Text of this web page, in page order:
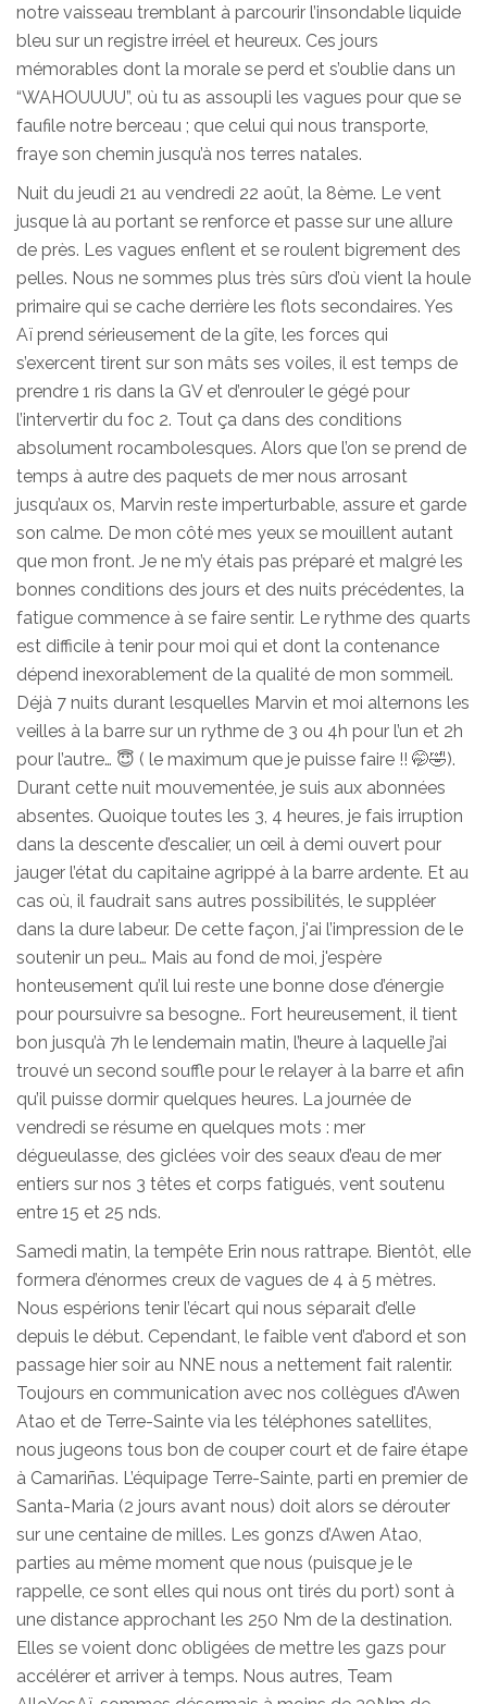
notre vaisseau tremblant à parcourir l’insondable liquide
bleu sur un registre irréel et heureux. Ces jours
mémorables dont la morale se perd et s’oublie dans un
“WAHOUUUU”, où tu as assoupli les vagues pour que se
faufile notre berceau ; que celui qui nous transporte,
fraye son chemin jusqu’à nos terres natales.
Nuit du jeudi 21 au vendredi 22 août, la 8ème. Le vent
jusque là au portant se renforce et passe sur une allure
de près. Les vagues enflent et se roulent bigrement des
pelles. Nous ne sommes plus très sûrs d’où vient la houle
primaire qui se cache derrière les flots secondaires. Yes
Aï prend sérieusement de la gîte, les forces qui
s’exercent tirent sur son mâts ses voiles, il est temps de
prendre 1 ris dans la GV et d’enrouler le gégé pour
l’intervertir du foc 2. Tout ça dans des conditions
absolument rocambolesques. Alors que l’on se prend de
temps à autre des paquets de mer nous arrosant
jusqu’aux os, Marvin reste imperturbable, assure et garde
son calme. De mon côté mes yeux se mouillent autant
que mon front. Je ne m’y étais pas préparé et malgré les
bonnes conditions des jours et des nuits précédentes, la
fatigue commence à se faire sentir. Le rythme des quarts
est difficile à tenir pour moi qui et dont la contenance
dépend inexorablement de la qualité de mon sommeil.
Déjà 7 nuits durant lesquelles Marvin et moi alternons les
veilles à la barre sur un rythme de 3 ou 4h pour l’un et 2h
pour l’autre… 😇 ( le maximum que je puisse faire !! 🤭🤣).
Durant cette nuit mouvementée, je suis aux abonnées
absentes. Quoique toutes les 3, 4 heures, je fais irruption
dans la descente d’escalier, un œil à demi ouvert pour
jauger l’état du capitaine agrippé à la barre ardente. Et au
cas où, il faudrait sans autres possibilités, le suppléer
dans la dure labeur. De cette façon, j'ai l’impression de le
soutenir un peu… Mais au fond de moi, j'espère
honteusement qu’il lui reste une bonne dose d’énergie
pour poursuivre sa besogne.. Fort heureusement, il tient
bon jusqu’à 7h le lendemain matin, l’heure à laquelle j’ai
trouvé un second souffle pour le relayer à la barre et afin
qu’il puisse dormir quelques heures. La journée de
vendredi se résume en quelques mots : mer
dégueulasse, des giclées voir des seaux d’eau de mer
entiers sur nos 3 têtes et corps fatigués, vent soutenu
entre 15 et 25 nds.
Samedi matin, la tempête Erin nous rattrape. Bientôt, elle
formera d’énormes creux de vagues de 4 à 5 mètres.
Nous espérions tenir l’écart qui nous séparait d’elle
depuis le début. Cependant, le faible vent d’abord et son
passage hier soir au NNE nous a nettement fait ralentir.
Toujours en communication avec nos collègues d’Awen
Atao et de Terre-Sainte via les téléphones satellites,
nous jugeons tous bon de couper court et de faire étape
à Camariñas. L’équipage Terre-Sainte, parti en premier de
Santa-Maria (2 jours avant nous) doit alors se dérouter
sur une centaine de milles. Les gonzs d’Awen Atao,
parties au même moment que nous (puisque je le
rappelle, ce sont elles qui nous ont tirés du port) sont à
une distance approchant les 250 Nm de la destination.
Elles se voient donc obligées de mettre les gazs pour
accélérer et arriver à temps. Nous autres, Team